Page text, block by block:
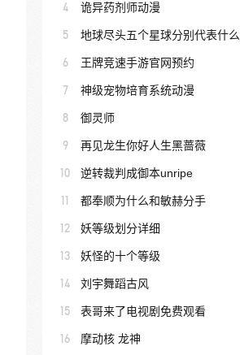
4 诡异药剂师动漫
5 地球尽头五个星球分别代表什么
6 王牌竞速手游官网预约
7 神级宠物培育系统动漫
8 御灵师
9 再见龙生你好人生黑蔷薇
10 逆转裁判成御本unripe
11 都奉顺为什么和敏赫分手
12 妖等级划分详细
13 妖怪的十个等级
14 刘宇舞蹈古风
15 表哥来了电视剧免费观看
16 摩动核 龙神